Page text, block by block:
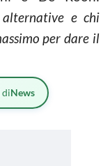
alternative e chi
per dare il
diNews